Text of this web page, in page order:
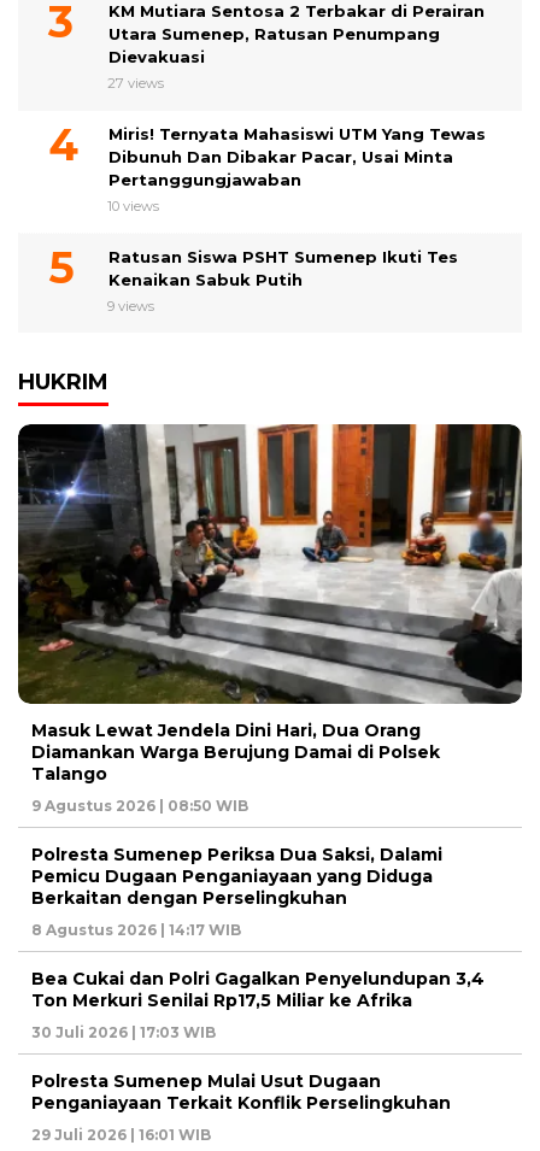
KM Mutiara Sentosa 2 Terbakar di Perairan
Utara Sumenep, Ratusan Penumpang
Dievakuasi
27 views
Miris! Ternyata Mahasiswi UTM Yang Tewas
Dibunuh Dan Dibakar Pacar, Usai Minta
Pertanggungjawaban
10 views
Ratusan Siswa PSHT Sumenep Ikuti Tes
Kenaikan Sabuk Putih
9 views
HUKRIM
Masuk Lewat Jendela Dini Hari, Dua Orang
Diamankan Warga Berujung Damai di Polsek
Talango
9 Agustus 2026 | 08:50 WIB
Polresta Sumenep Periksa Dua Saksi, Dalami
Pemicu Dugaan Penganiayaan yang Diduga
Berkaitan dengan Perselingkuhan
8 Agustus 2026 | 14:17 WIB
Bea Cukai dan Polri Gagalkan Penyelundupan 3,4
Ton Merkuri Senilai Rp17,5 Miliar ke Afrika
30 Juli 2026 | 17:03 WIB
Polresta Sumenep Mulai Usut Dugaan
Penganiayaan Terkait Konflik Perselingkuhan
29 Juli 2026 | 16:01 WIB